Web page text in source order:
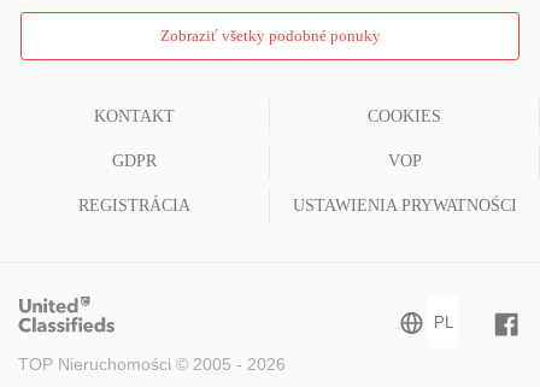
Zobraziť všetky podobné ponuky
KONTAKT COOKIES
GDPR VOP
REGISTRÁCIA USTAWIENIA PRYWATNOŚCI
TOP Nieruchomości © 2005 - 2026